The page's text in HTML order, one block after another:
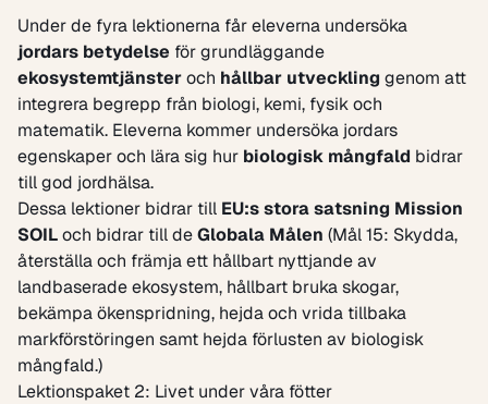
Under de fyra lektionerna får eleverna undersöka
jordars betydelse för grundläggande
ekosystemtjänsteroch hållbar utveckling genom att
integrera begrepp från biologi, kemi, fysik och
matematik. Eleverna kommer undersöka jordars
egenskaper och lära sig hur biologisk mångfald bidrar
till god jordhälsa.
Dessa lektioner bidrar till EU:s stora satsning Mission
SOILoch bidrar till deGlobala Målen (Mål 15: Skydda,
återställa och främja ett hållbart nyttjande av
landbaserade ekosystem, hållbart bruka skogar,
bekämpa ökenspridning, hejda och vrida tillbaka
markförstöringen samt hejda förlusten av biologisk
mångfald.)
Lektionspaket 2: Livet under våra fötter